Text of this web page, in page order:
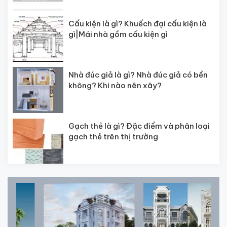
Cấu kiện là gì? Khuếch đại cấu kiện là
gì|Mái nhà gồm cấu kiện gì
Nhà đúc giả là gì? Nhà đúc giả có bền
không? Khi nào nên xây?
Gạch thẻ là gì? Đặc điểm và phân loại
gạch thẻ trên thị trường